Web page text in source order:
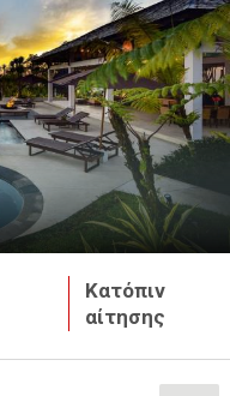
Κατόπιν
αίτησης